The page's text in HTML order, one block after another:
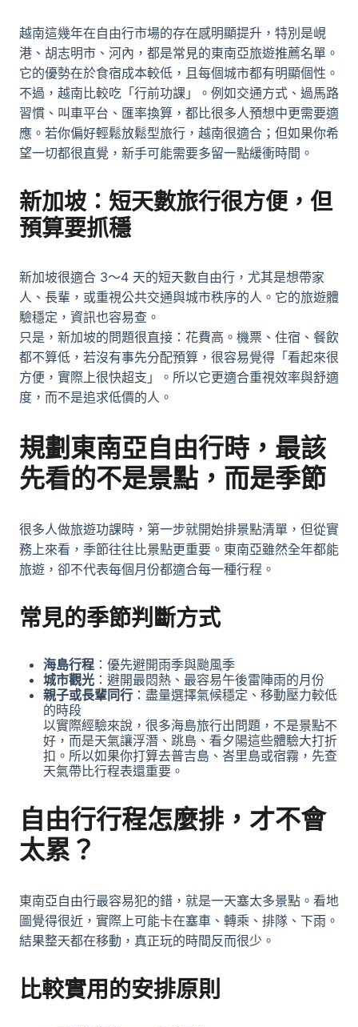
越南這幾年在自由行市場的存在感明顯提升，特別是峴
港、胡志明市、河內，都是常見的東南亞旅遊推薦名單。
它的優勢在於食宿成本較低，且每個城市都有明顯個性。
不過，越南比較吃「行前功課」。例如交通方式、過馬路
習慣、叫車平台、匯率換算，都比很多人預想中更需要適
應。若你偏好輕鬆放鬆型旅行，越南很適合；但如果你希
望一切都很直覺，新手可能需要多留一點緩衝時間。
新加坡：短天數旅行很方便，但
預算要抓穩
新加坡很適合 3～4 天的短天數自由行，尤其是想帶家
人、長輩，或重視公共交通與城市秩序的人。它的旅遊體
驗穩定，資訊也容易查。
只是，新加坡的問題很直接：花費高。機票、住宿、餐飲
都不算低，若沒有事先分配預算，很容易覺得「看起來很
方便，實際上很快超支」。所以它更適合重視效率與舒適
度，而不是追求低價的人。
規劃東南亞自由行時，最該
先看的不是景點，而是季節
很多人做旅遊功課時，第一步就開始排景點清單，但從實
務上來看，季節往往比景點更重要。東南亞雖然全年都能
旅遊，卻不代表每個月份都適合每一種行程。
常見的季節判斷方式
海島行程 ：優先避開雨季與颱風季
城市觀光 ：避開最悶熱、最容易午後雷陣雨的月份
親子或長輩同行 ：盡量選擇氣候穩定、移動壓力較低
的時段
以實際經驗來說，很多海島旅行出問題，不是景點不
好，而是天氣讓浮潛、跳島、看夕陽這些體驗大打折
扣。所以如果你打算去普吉島、峇里島或宿霧，先查
天氣帶比行程表還重要。
自由行行程怎麼排，才不會
太累？
東南亞自由行最容易犯的錯，就是一天塞太多景點。看地
圖覺得很近，實際上可能卡在塞車、轉乘、排隊、下雨。
結果整天都在移動，真正玩的時間反而很少。
比較實用的安排原則